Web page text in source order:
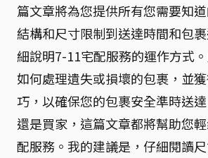
篇文章將為您提供所有您需要知
結構和尺寸限制到送達時間和包
細說明7-11宅配服務的運作方式
如何處理遺失或損壞的包裹，並
巧，以確保您的包裹安全準時送
還是買家，這篇文章都將幫助您
配服務。我的建議是，仔細閱讀